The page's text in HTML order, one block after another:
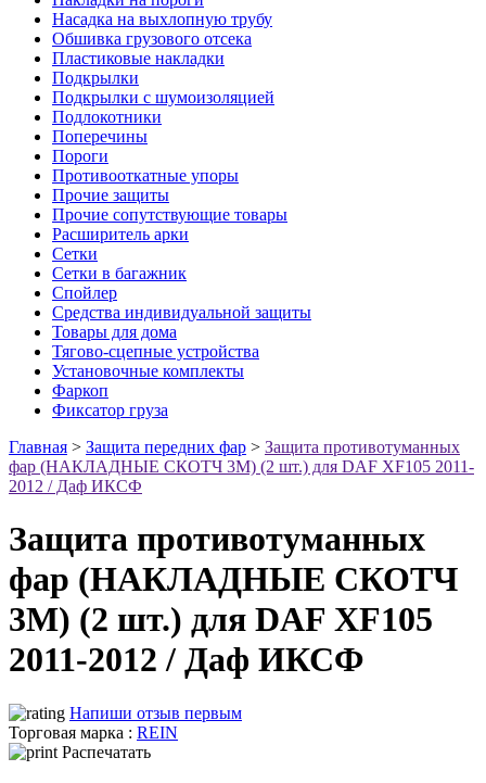
Насадка на выхлопную трубу
Обшивка грузового отсека
Пластиковые накладки
Подкрылки
Подкрылки с шумоизоляцией
Подлокотники
Поперечины
Пороги
Противооткатные упоры
Прочие защиты
Прочие сопутствующие товары
Расширитель арки
Сетки
Сетки в багажник
Спойлер
Средства индивидуальной защиты
Товары для дома
Тягово-сцепные устройства
Установочные комплекты
Фаркоп
Фиксатор груза
Главная > Защита передних фар > Защита противотуманных
фар (НАКЛАДНЫЕ СКОТЧ 3М) (2 шт.) для DAF XF105 2011-
2012 / Даф ИКСФ
Защита противотуманных
фар (НАКЛАДНЫЕ СКОТЧ
3М) (2 шт.) для DAF XF105
2011-2012 / Даф ИКСФ
Напиши отзыв первым
Торговая марка : REIN
Распечатать